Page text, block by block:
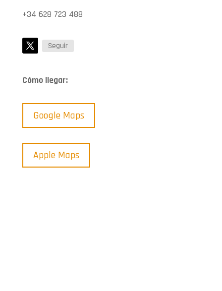
+34 628 723 488
Seguir
Cómo llegar:
Google Maps
Apple Maps